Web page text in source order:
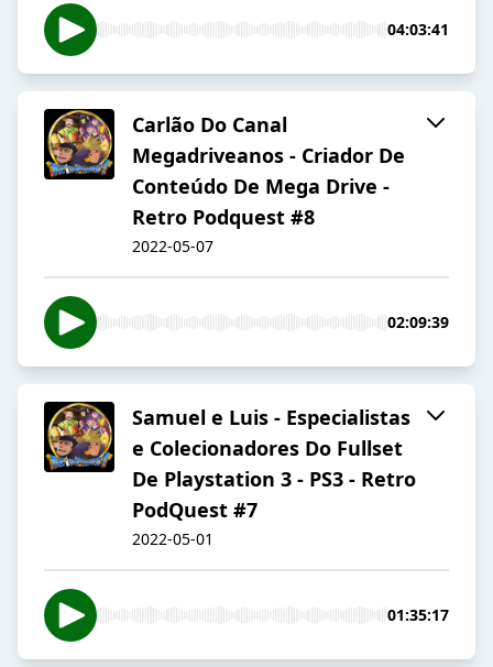
04:03:41
Carlão Do Canal
Megadriveanos - Criador De
Conteúdo De Mega Drive -
Retro Podquest #8
2022-05-07
02:09:39
Samuel e Luis - Especialistas
e Colecionadores Do Fullset
De Playstation 3 - PS3 - Retro
PodQuest #7
2022-05-01
01:35:17